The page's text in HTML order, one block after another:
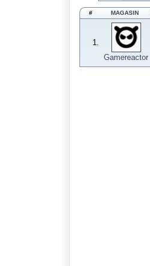
# MAGASIN
1.
Gamereactor